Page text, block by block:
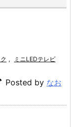
, ミニLEDテレビ
Posted by なお